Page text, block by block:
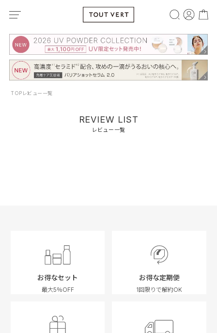
TOP レビュー一覧
REVIEW LIST
レビュー一覧
お得なセット
最大5％OFF
お得な定期便
1回限りで解約OK